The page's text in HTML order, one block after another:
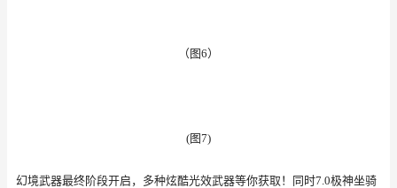
（图6）
(图7)
幻境武器最终阶段开启，多种炫酷光效武器等你获取！同时7.0极神坐骑